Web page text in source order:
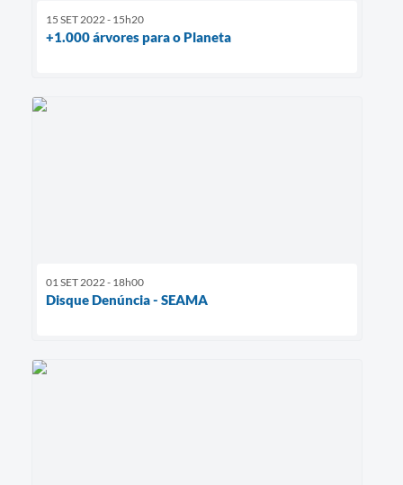
15 SET 2022 - 15h20
+1.000 árvores para o Planeta
01 SET 2022 - 18h00
Disque Denúncia - SEAMA